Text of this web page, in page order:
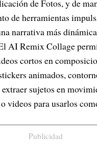
de Fotos, y de
de herramientas
narrativa más
AI Remix Collage
cortos en
animados,
sujetos en
videos para usarlos
Publicidad